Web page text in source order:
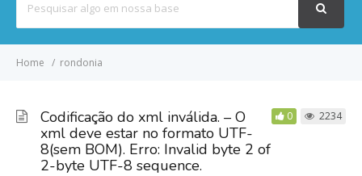
por
Home rondonia
Codificação do xml inválida. – O
xml deve estar no formato UTF-
8(sem BOM). Erro: Invalid byte 2 of
2-byte UTF-8 sequence.
0 2234